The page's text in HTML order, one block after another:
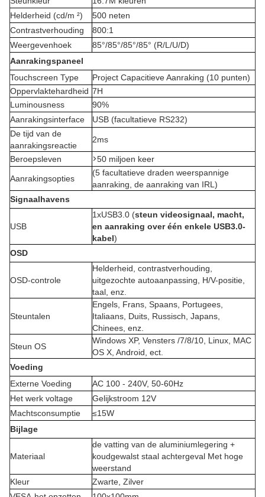
Helderheid (cd/m ²)
500 neten
Contrastverhouding
800:1
Weergevenhoek
85°/85°/85°/85° (R/L/U/D)
Aanrakingspaneel
Touchscreen Type
Project Capacitieve Aanraking (10 punten)
Oppervlaktehardheid 7H
Luminousness
90%
Aanrakingsinterface
USB (facultatieve RS232)
De tijd van de
aanrakingsreactie
2ms
Beroepsleven >50 miljoen keer
Aanrakingsopties
(5 facultatieve draden weerspannige
aanraking, de aanraking van IRL)
Signaalhavens
USB
1xUSB3.0 (steun videosignaal, macht,
en aanraking over één enkele USB3.0-
kabel)
OSD
OSD-controle
Helderheid, contrastverhouding,
uitgezochte autoaanpassing, H/V-positie,
taal, enz.
Steuntalen
Engels, Frans, Spaans, Portugees,
Italiaans, Duits, Russisch, Japans,
Chinees, enz.
Steun OS
Windows XP, Vensters /7/8/10, Linux, MAC
OS X, Android, ect.
Voeding
Externe Voeding
AC 100 - 240V, 50-60Hz
Het werk voltage
Gelijkstroom 12V
Machtsconsumptie
≤15W
Bijlage
Materiaal
de vatting van de aluminiumlegering +
koudgewalst staal achtergeval Met hoge
weerstand
Kleur
Zwarte, Zilver